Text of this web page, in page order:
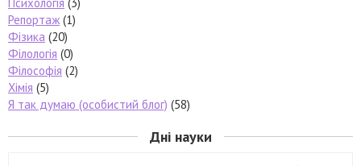
Репортаж(1)
Фізика (20)
Філологія (0)
Філософія (2)
Хімія (5)
Я так думаю (особистий блог) (58)
Дні науки